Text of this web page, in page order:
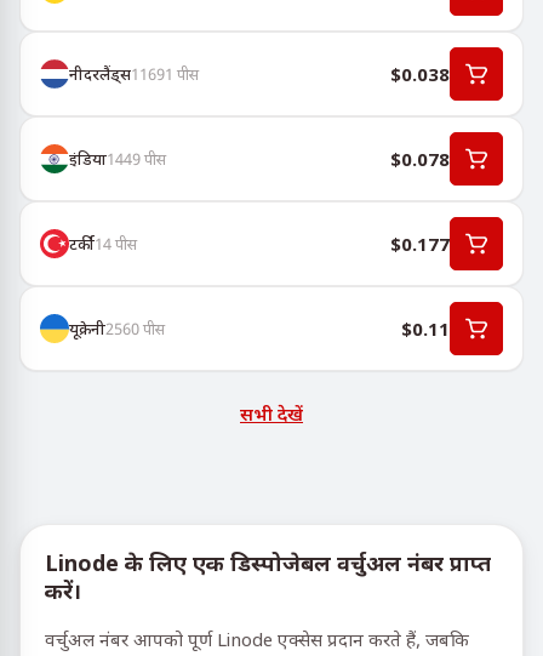
नीदरलैंड्स11691 पीस $0.038
इंडिया1449पीस $0.078
टर्की14पीस $0.177
यूक्रेनी2560पीस $0.11
सभी देखें
Linode के लिए एक डिस्पोजेबल वर्चुअल नंबर प्राप्त
करें।
वर्चुअल नंबर आपको पूर्ण Linode एक्सेस प्रदान करते हैं, जबकि